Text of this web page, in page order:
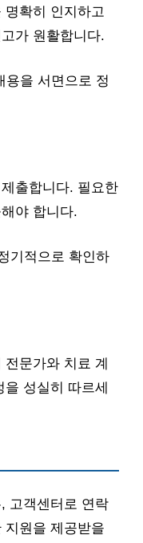
명확히 인지하고
가 원활합니다.
용을 서면으로 정
출합니다. 필요한
야 합니다.
기적으로 확인하
문가와 치료 계
성실히 따르세
고객센터로 연락
지원을 제공받을